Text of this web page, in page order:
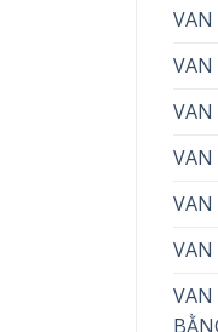
VAN
VAN